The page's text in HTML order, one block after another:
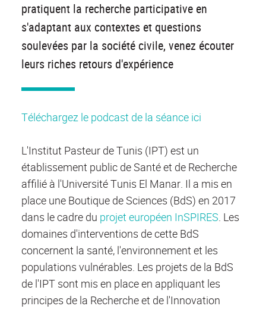
pratiquent la recherche participative en
s'adaptant aux contextes et questions
soulevées par la société civile, venez écouter
leurs riches retours d'expérience
Téléchargez le podcast de la séance ici
L'Institut Pasteur de Tunis (IPT) est un
établissement public de Santé et de Recherche
affilié à l'Université Tunis El Manar. Il a mis en
place une Boutique de Sciences (BdS) en 2017
dans le cadre du projet européen InSPIRES. Les
domaines d'interventions de cette BdS
concernent la santé, l'environnement et les
populations vulnérables. Les projets de la BdS
de l'IPT sont mis en place en appliquant les
principes de la Recherche et de l'Innovation